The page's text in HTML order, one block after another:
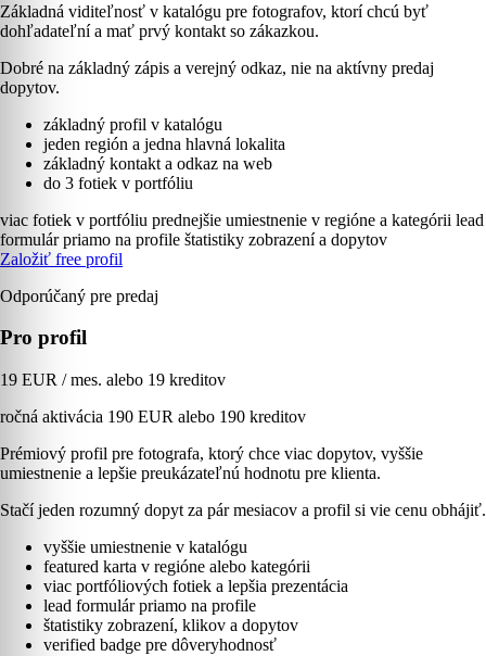
Základná viditeľnosť v katalógu pre fotografov, ktorí chcú byť
dohľadateľní a mať prvý kontakt so zákazkou.
Dobré na základný zápis a verejný odkaz, nie na aktívny predaj
dopytov.
základný profil v katalógu
jeden región a jedna hlavná lokalita
základný kontakt a odkaz na web
do 3 fotiek v portfóliu
viac fotiek v portfóliu prednejšie umiestnenie v regióne a kategórii lead
formulár priamo na profile štatistiky zobrazení a dopytov
Založiť free profil
Odporúčaný pre predaj
Pro profil
19 EUR / mes. alebo 19 kreditov
ročná aktivácia 190 EUR alebo 190 kreditov
Prémiový profil pre fotografa, ktorý chce viac dopytov, vyššie
umiestnenie a lepšie preukázateľnú hodnotu pre klienta.
Stačí jeden rozumný dopyt za pár mesiacov a profil si vie cenu obhájiť.
vyššie umiestnenie v katalógu
featured karta v regióne alebo kategórii
viac portfóliových fotiek a lepšia prezentácia
lead formulár priamo na profile
štatistiky zobrazení, klikov a dopytov
verified badge pre dôveryhodnosť